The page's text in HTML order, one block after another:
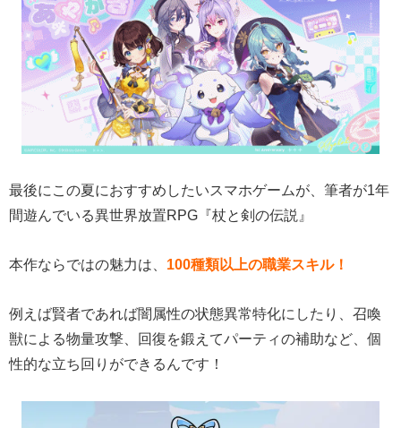
最後にこの夏におすすめしたいスマホゲームが、筆者が1年
間遊んでいる異世界放置RPG『杖と剣の伝説』
本作ならではの魅力は、 100種類以上の職業スキル！
例えば賢者であれば闇属性の状態異常特化にしたり、召喚
獣による物量攻撃、回復を鍛えてパーティの補助など、個
性的な立ち回りができるんです！